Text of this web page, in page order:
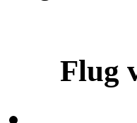
Flug